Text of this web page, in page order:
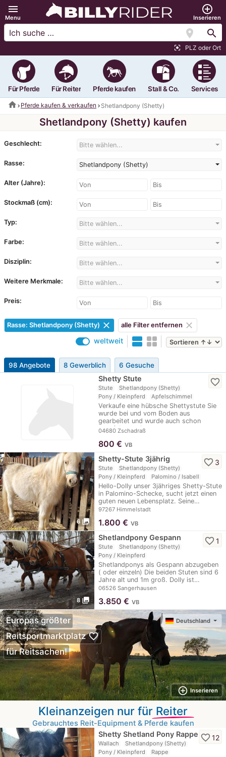
menu
Menu
add_circle_outline
Inserieren
location_on search
center_focus_strong PLZ oder Ort
Für Pferde Für Reiter Pferde kaufen Stall & Co. Services
home Pferde kaufen & verkaufen Shetlandpony (Shetty)
Shetlandpony (Shetty) kaufen
Geschlecht: Bitte wählen...
Rasse: Shetlandpony (Shetty)
Alter (Jahre):
Stockmaß (cm):
Typ: Bitte wählen...
Farbe: Bitte wählen...
Disziplin: Bitte wählen...
Weitere Merkmale: Bitte wählen...
Preis:
Rasse: Shetlandpony (Shetty) clear alle Filter entfernen clear
weltweit
98 Angebote 8 Gewerblich 6 Gesuche
Shetty Stute
Stute
Shetlandpony (Shetty)
Pony / Kleinpferd
Apfelschimmel
Verkaufe eine hübsche Shettystute Sie
wurde bei und vom Boden aus
gearbeitet und wurde auch schon
angefahren, sie…
04680 Zschadraß
favorite_border
800 € VB
6 photo_library
Shetty-Stute 3jährig
Stute
Shetlandpony (Shetty)
Pony / Kleinpferd
Palomino / Isabell
Hello-Dolly unser 3jähriges Shetty-Stute
in Palomino-Schecke, sucht jetzt einen
guten neuen Lebensplatz. Seine…
97267 Himmelstadt
favorite_border 3
1.800 € VB
8 photo_library
Shetlandpony Gespann
Stute
Shetlandpony (Shetty)
Pony / Kleinpferd
Shetlandponys als Gespann abzugeben
( oder einzeln) Die beiden Stuten sind 6
Jahre alt und 1m groß. Dolly ist…
06526 Sangerhausen
favorite_border1
3.850 € VB
Deutschland
Europas größter
Reitsportmarktplatz favorite_border
für Reitsachen!
add_circle_outline Inserieren
Kleinanzeigen nur für Reiter
Gebrauchtes Reit-Equipment & Pferde kaufen
Shetty Shetland Pony Rappe
Wallach
Shetlandpony (Shetty)
Pony / Kleinpferd
Rappe
favorite_border12